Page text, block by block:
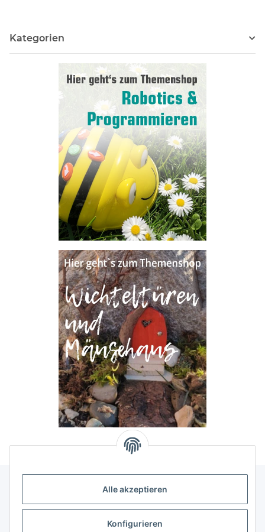
Alle akzeptieren
Konfigurieren
Kategorien
Allgemeine Informationen